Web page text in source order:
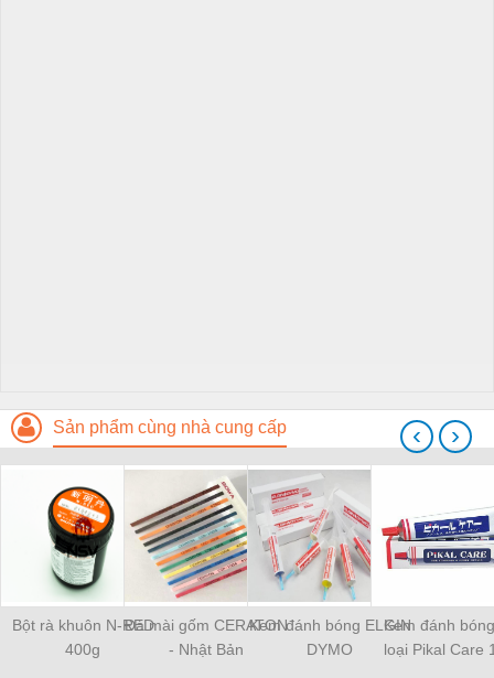
Sản phẩm cùng nhà cung cấp
Bột rà khuôn N-RED
400g
Đá mài gốm CERATON
- Nhật Bản
Kem đánh bóng ELGIN
DYMO
Kem đánh
loại Pikal Care
‹ ›